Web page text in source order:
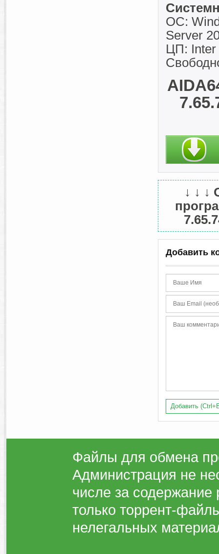
ОС:
Server
ЦП: Inter
↓ ↓ ↓
Добавить
Добавить
Файлы для обмена
Администрация не
числе за
только торрент-
нелегальных